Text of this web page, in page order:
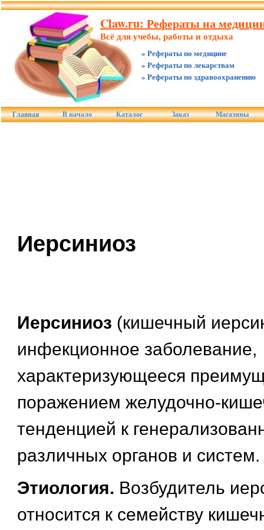
Claw.ru: Рефераты на
Всё для учебы, работы и отдыха
» Рефераты по медицине
» Рефераты по лекарствам
» Рефераты по здравоохранению
Главная В начало Каталог Заказ Магазины
Иерсиниоз
Иерсиниоз (кишечный
инфекционное заболевание,
характеризующееся
поражением желудочно-
тенденцией к
различных органов и систем.
Этиология. Возбудитель
относится к семейству